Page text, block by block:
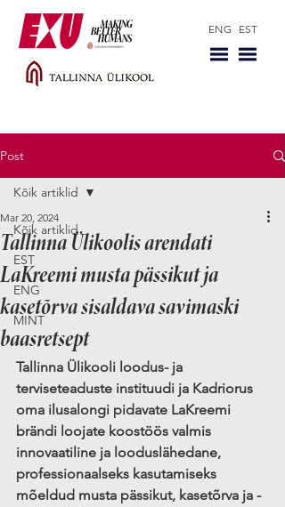
ENG EST
Post
Kõik artiklid
EST
ENG
MINT
Kõik artiklid
Tallinna Ülikoolis arendati
LaKreemi musta pässikut ja
kasetõrva sisaldava savimaski
baasretsept
Mar 20, 2024
Tallinna Ülikooli loodus- ja
terviseteaduste instituudi ja Kadriorus
oma ilusalongi pidavate LaKreemi
brändi loojate koostöös valmis
innovaatiline ja looduslähedane,
professionaalseks kasutamiseks
mõeldud musta pässikut, kasetõrva ja -